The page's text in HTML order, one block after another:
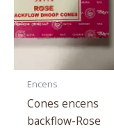
Encens
Cones encens
backflow-Rose